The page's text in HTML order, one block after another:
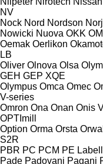
NV
Nock Nord Nordson
Nowicki Nuova OKK
Oemak Oerlikon
LB
Oliver Olnova Olsa
GEH GEP XQE
Olympus Omca Omec
V-series
Omron Ona Onan Onis
OPTImill
Option Orma Orsta
S2R
PBR PC PCM PE
Pade Padovani Pagani